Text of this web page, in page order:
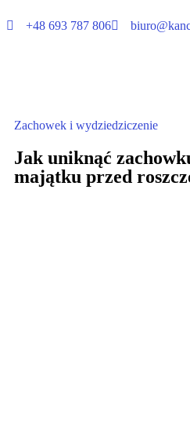
+48 693 787 806
Zachowek i wydziedziczenie
Jak uniknąć
majątku przed